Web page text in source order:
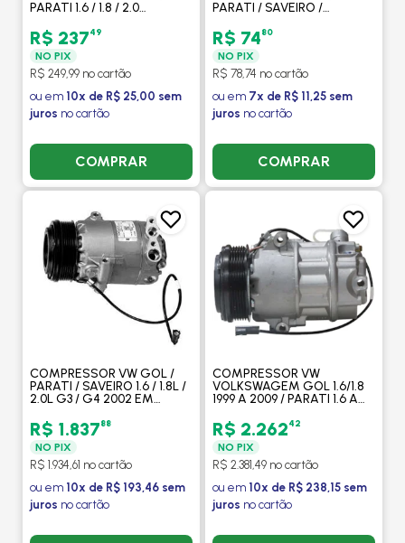
PARATI 1.6 / 1.8 / 2.0
R$ 23749
NO PIX
R$ 249,99 no cartão
ou em 10x de R$ 25,00 sem
juros no cartão
COMPRAR
PARATI / SAVEIRO /
EM DIANTE MANUAL COM
OU SEM AR - DELPHI
R$ 7480
NO PIX
R$ 78,74 no cartão
ou em 7x de R$ 11,25 sem
juros no cartão
COMPRAR
COMPRESSOR VW GOL /
PARATI / SAVEIRO 1.6 / 1.8L /
2.0L G3 / G4 2002 EM
R$ 1.83788
NO PIX
R$ 1.934,61 no cartão
ou em 10x de R$ 193,46 sem
juros no cartão
COMPRESSOR VW
VOLKSWAGEM GOL 1.6/1.8
1999 A 2009 / PARATI 1.6 A
A 2.0 1999 A 2009 / 6PK -
MAHLE
R$ 2.26242
NO PIX
R$ 2.381,49 no cartão
ou em 10x de R$ 238,15 sem
juros no cartão